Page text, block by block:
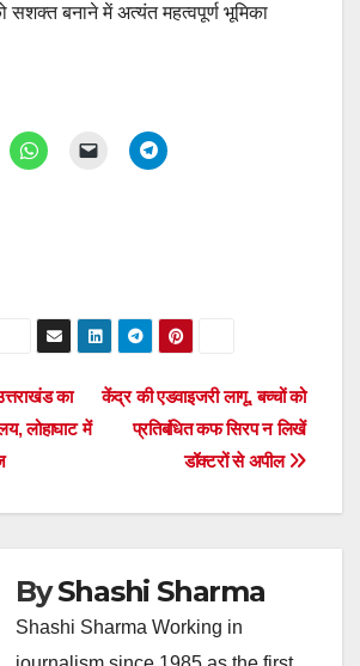
सशक्त बनाने में अत्यंत महत्वपूर्ण भूमिका
केंद्र की एडवाइजरी लागू, बच्चों को
प्रतिबंधित कफ सिरप न लिखें
डॉक्टरों से अपील
का
लोहाघाट में
ByShashi Sharma
Shashi Sharma Working in